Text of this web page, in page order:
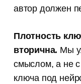
автор должен
Плотность
вторична. Мы
смыслом, а не с
ключа под